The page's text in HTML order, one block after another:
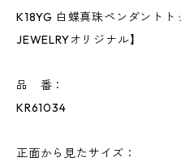
K18YG 白蝶真珠ペンダント
JEWELRYオリジナル】
品 番：
KR61034
正面から見たサイズ：